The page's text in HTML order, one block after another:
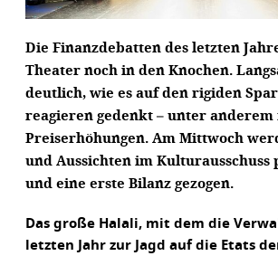
Die Finanzdebatten des letzten
Theater noch in den Knochen.
deutlich, wie es auf den rigiden
reagieren gedenkt – unter
Preiserhöhungen. Am Mittwoch
und Aussichten im
und eine erste Bilanz gezogen.
Das große Halali, mit dem die
letzten Jahr zur Jagd auf die Etats